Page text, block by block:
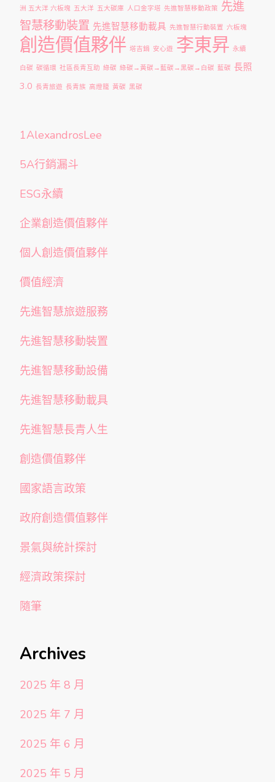
洲 五大洋 六板塊 五大洋 五大碳庫 人口金字塔 先進智慧移動政策 先進
智慧移動裝置 先進智慧移動載具 先進智慧行動裝置 六板塊
創造價值夥伴 塔吉鍋 安心遊 李東昇 永續
白碳 碳循環 社區長青互助 綠碳 綠碳→黃碳→藍碳→黑碳→白碳 藍碳 長照
3.0 長青旅遊 長青族 高燈籠 黃碳 黑碳
1AlexandrosLee
5A行銷漏斗
ESG永續
企業創造價值夥伴
個人創造價值夥伴
價值經濟
先進智慧旅遊服務
先進智慧移動裝置
先進智慧移動設備
先進智慧移動載具
先進智慧長青人生
創造價值夥伴
國家語言政策
政府創造價值夥伴
景氣與統計探討
經濟政策探討
隨筆
Archives
2025 年 8 月
2025 年 7 月
2025 年 6 月
2025 年 5 月